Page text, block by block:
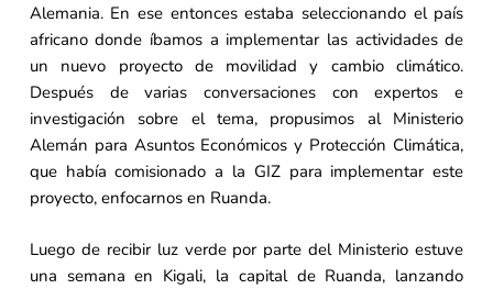
Alemania. En ese entonces estaba seleccionando el país
africano donde íbamos a implementar las actividades de
un nuevo proyecto de movilidad y cambio climático.
Después de varias conversaciones con expertos e
investigación sobre el tema, propusimos al Ministerio
Alemán para Asuntos Económicos y Protección Climática,
que había comisionado a la GIZ para implementar este
proyecto, enfocarnos en Ruanda.
Luego de recibir luz verde por parte del Ministerio estuve
una semana en Kigali, la capital de Ruanda, lanzando